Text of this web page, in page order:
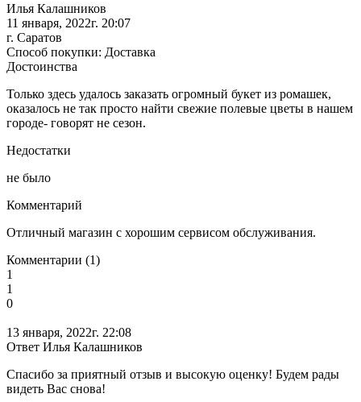
Илья Калашников
11 января, 2022г. 20:07
г. Саратов
Способ покупки: Доставка
Достоинства
Только здесь удалось заказать огромный букет из ромашек,
оказалось не так просто найти свежие полевые цветы в нашем
городе- говорят не сезон.
Недостатки
не было
Комментарий
Отличный магазин с хорошим сервисом обслуживания.
Комментарии (1)
1
1
0
13 января, 2022г. 22:08
Ответ Илья Калашников
Спасибо за приятный отзыв и высокую оценку! Будем рады
видеть Вас снова!